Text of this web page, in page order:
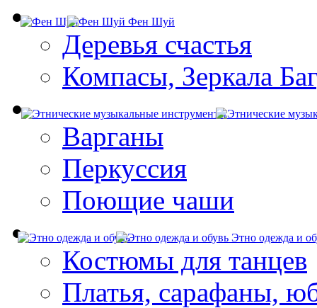
Фен Шуй
Деревья счастья
Компасы, Зеркала
Варганы
Перкуссия
Поющие чаши
Этно одежда и
Костюмы для танцев
Платья, сарафаны,